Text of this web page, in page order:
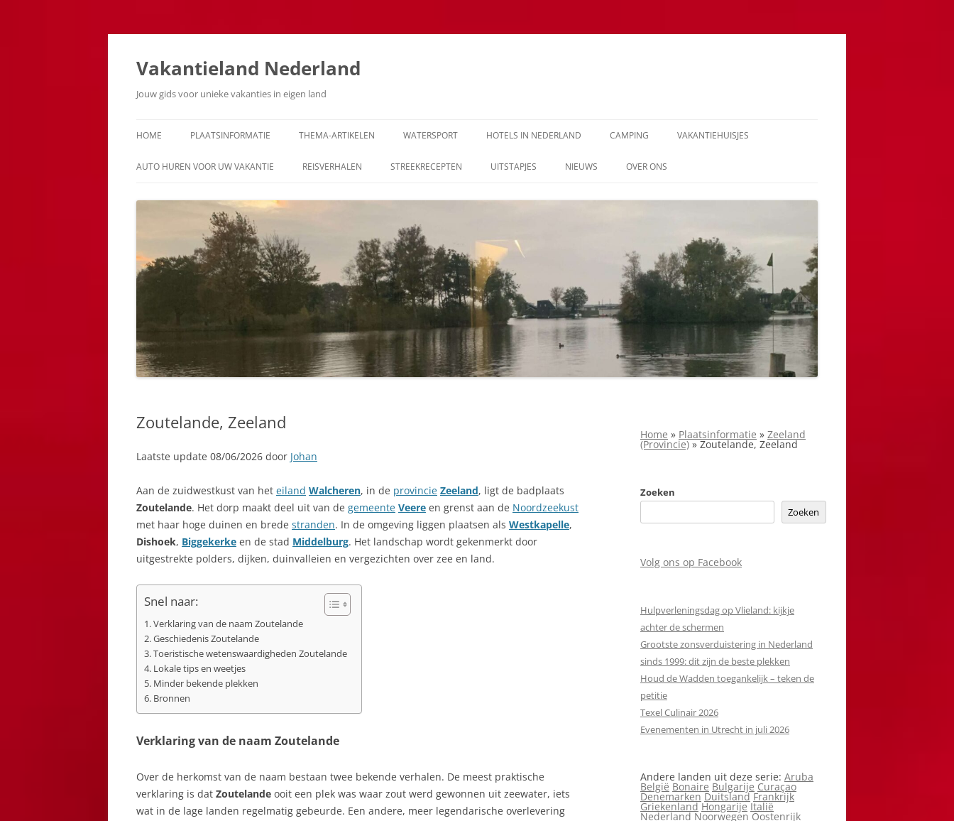
Ga
inhoud
Vakantieland Nederland
Jouw gids voor unieke vakanties in eigen land
HOME PLAATSINFORMATIE THEMA-ARTIKELEN WATERSPORT HOTELS IN NEDERLAND CAMPING VAKANTIEHUISJES
AUTO HUREN VOOR UW VAKANTIE REISVERHALEN STREEKRECEPTEN UITSTAPJES NIEUWS OVER ONS
Zoutelande, Zeeland
Laatste update 08/06/2026 door Johan
Aan de zuidwestkust van het eiland Walcheren, in de provincie Zeeland, ligt de badplaats
Zoutelande. Het dorp maakt deel uit van de gemeente Veere en grenst aan de Noordzeekust
met haar hoge duinen en brede stranden. In de omgeving liggen plaatsen als Westkapelle,
Dishoek, Biggekerke en de stad Middelburg. Het landschap wordt gekenmerkt door
uitgestrekte polders, dijken, duinvalleien en vergezichten over zee en land.
Snel naar:
Verklaring van de naam Zoutelande
Geschiedenis Zoutelande
Toeristische wetenswaardigheden Zoutelande
Lokale tips en weetjes
Minder bekende plekken
Bronnen
Verklaring van de naam Zoutelande
Over de herkomst van de naam bestaan twee bekende verhalen. De meest praktische
verklaring is dat Zoutelande ooit een plek was waar zout werd gewonnen uit zeewater, iets
wat in de lage landen regelmatig gebeurde. Een andere, meer legendarische overlevering
Home » Plaatsinformatie » Zeeland
(Provincie) » Zoutelande, Zeeland
Zoeken
Zoeken
Volg ons op Facebook
Hulpverleningsdag op Vlieland: kijkje
achter de schermen
Grootste zonsverduistering in Nederland
sinds 1999: dit zijn de beste plekken
Houd de Wadden toegankelijk – teken de
petitie
Texel Culinair 2026
Evenementen in Utrecht in juli 2026
Andere landen uit deze serie: Aruba
België Bonaire Bulgarije Curaçao
Denemarken Duitsland Frankrijk
Griekenland Hongarije Italië
Nederland Noorwegen Oostenrijk